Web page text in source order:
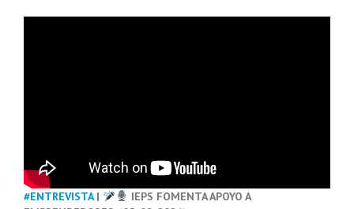
#ENTREVISTA|
IEPS FOMENTA APOYO A